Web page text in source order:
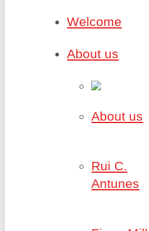
Welcome
About us
About us
Rui C.
Antunes